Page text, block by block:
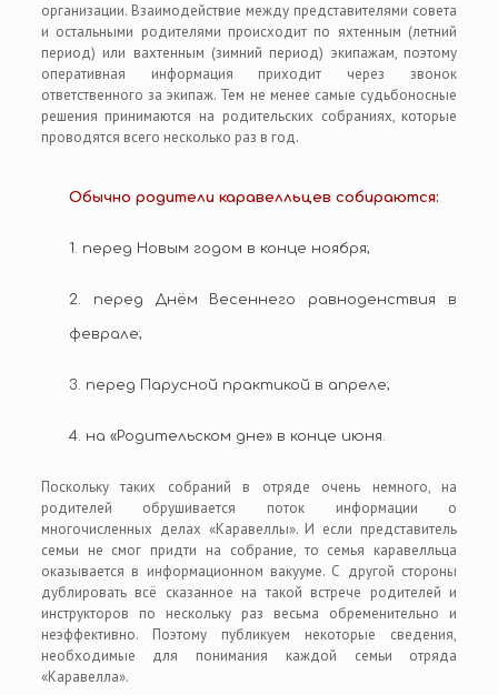
организации. Взаимодействие между представителями совета
и остальными родителями происходит по яхтенным (летний
период) или вахтенным (зимний период) экипажам, поэтому
оперативная информация приходит через звонок
ответственного за экипаж. Тем не менее самые судьбоносные
решения принимаются на родительских собраниях, которые
проводятся всего несколько раз в год.
Обычно родители каравелльцев собираются:
1. перед Новым годом в конце ноября;
2. перед Днём Весеннего равноденствия в
феврале;
3. перед Парусной практикой в апреле;
4. на «Родительском дне» в конце июня.
Поскольку таких собраний в отряде очень немного, на
родителей обрушивается поток информации о
многочисленных делах «Каравеллы». И если представитель
семьи не смог придти на собрание, то семья каравелльца
оказывается в информационном вакууме. С другой стороны
дублировать всё сказанное на такой встрече родителей и
инструкторов по нескольку раз весьма обременительно и
неэффективно. Поэтому публикуем некоторые сведения,
необходимые для понимания каждой семьи отряда
«Каравелла».